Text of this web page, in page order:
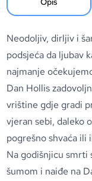
Neodoljiv, dirljiv i
podsjeća da ljubav
najmanje
Dan Hollis
vrištine gdje gradi
vjeran sebi, daleko
pogrešno shvaća ili
Na godišnjicu smrti
šumom i naiđe na